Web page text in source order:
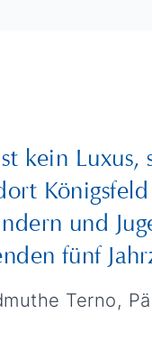
kein
und
fünf
Terno,